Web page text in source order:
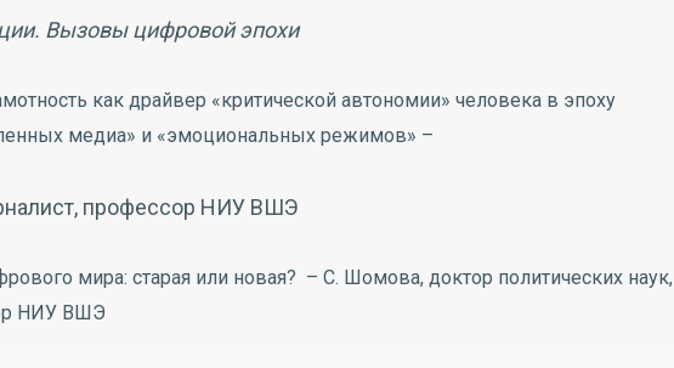
Вызовы цифровой эпохи
как драйвер «критической автономии» человека в эпоху
медиа» и «эмоциональных режимов» –
профессор НИУ ВШЭ
мира: старая или новая? – С. Шомова, доктор политических наук,
НИУ ВШЭ